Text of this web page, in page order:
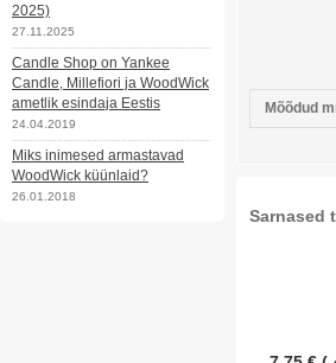
2025)
27.11.2025
Candle Shop on Yankee
Candle, Millefiori ja WoodWick
ametlik esindaja Eestis
24.04.2019
Miks inimesed armastavad
WoodWick küünlaid?
26.01.2018
Mõõdud
Sarnased